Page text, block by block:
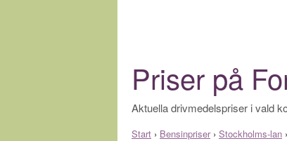
Priser på
Aktuella drivmedelspriser i vald
Start › Bensinpriser› Stockholms-lan ›